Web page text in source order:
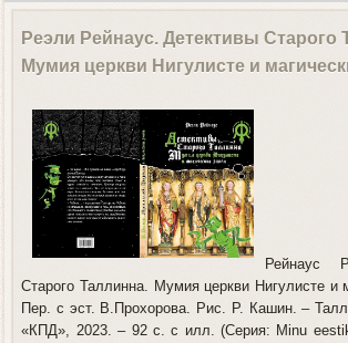
Реэли Рейнаус. Детективы Старого
Мумия церкви Нигулисте и
Рейнаус
Старого Таллинна. Мумия церкви Нигулисте и
Пер. с эст. В.Прохорова. Рис. Р. Кашин. –
«КПД», 2023. – 92 с. с илл. (Серия: Minu